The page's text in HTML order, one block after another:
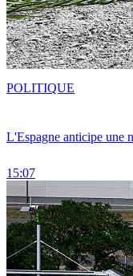
L'Espagne anticipe une
15:07
POLITIQUE